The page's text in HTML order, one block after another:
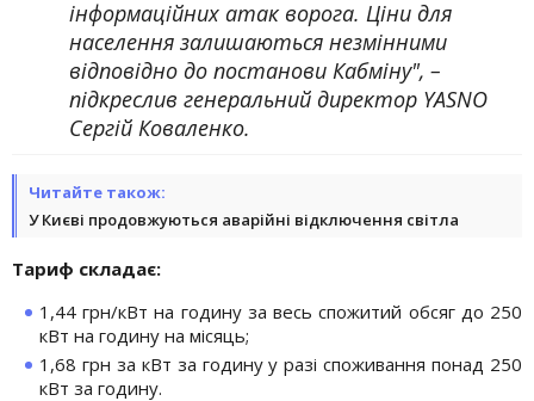
інформаційних атак ворога. Ціни для
населення залишаються незмінними
відповідно до постанови Кабміну", –
підкреслив генеральний директор YASNO
Сергій Коваленко.
Читайте також:
У Києві продовжуються аварійні відключення світла
Тариф складає:
1,44 грн/кВт на годину за весь спожитий обсяг до 250
кВт на годину на місяць;
1,68 грн за кВт за годину у разі споживання понад 250
кВт за годину.